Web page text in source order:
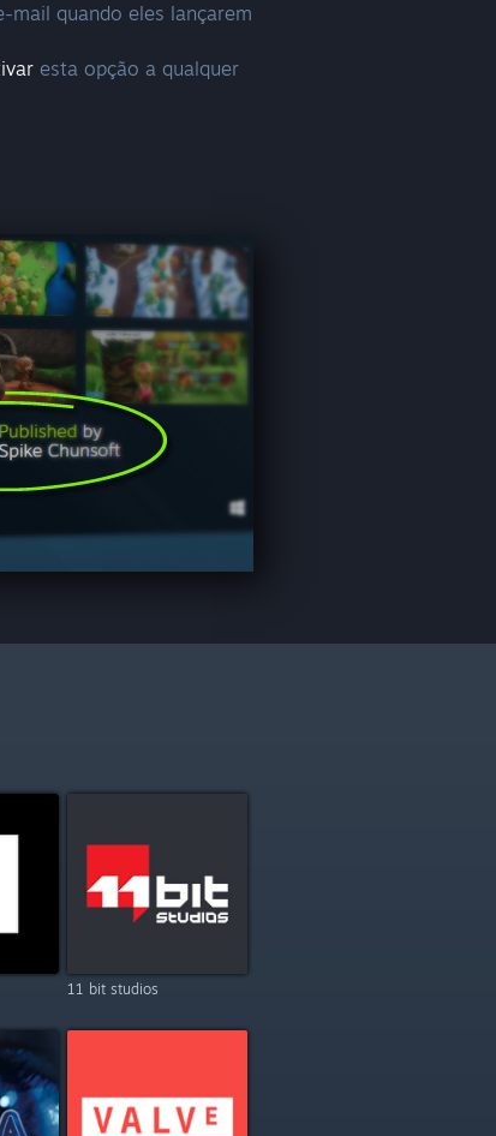
mail quando eles lançarem
esta opção a qualquer
11 bit studios